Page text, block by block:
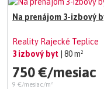
Na prenájom 3-izbový
Reality Rajecké Teplice
3 izbový byt
| 80 m²
750 €/mesiac
9 €/mesiac/m²